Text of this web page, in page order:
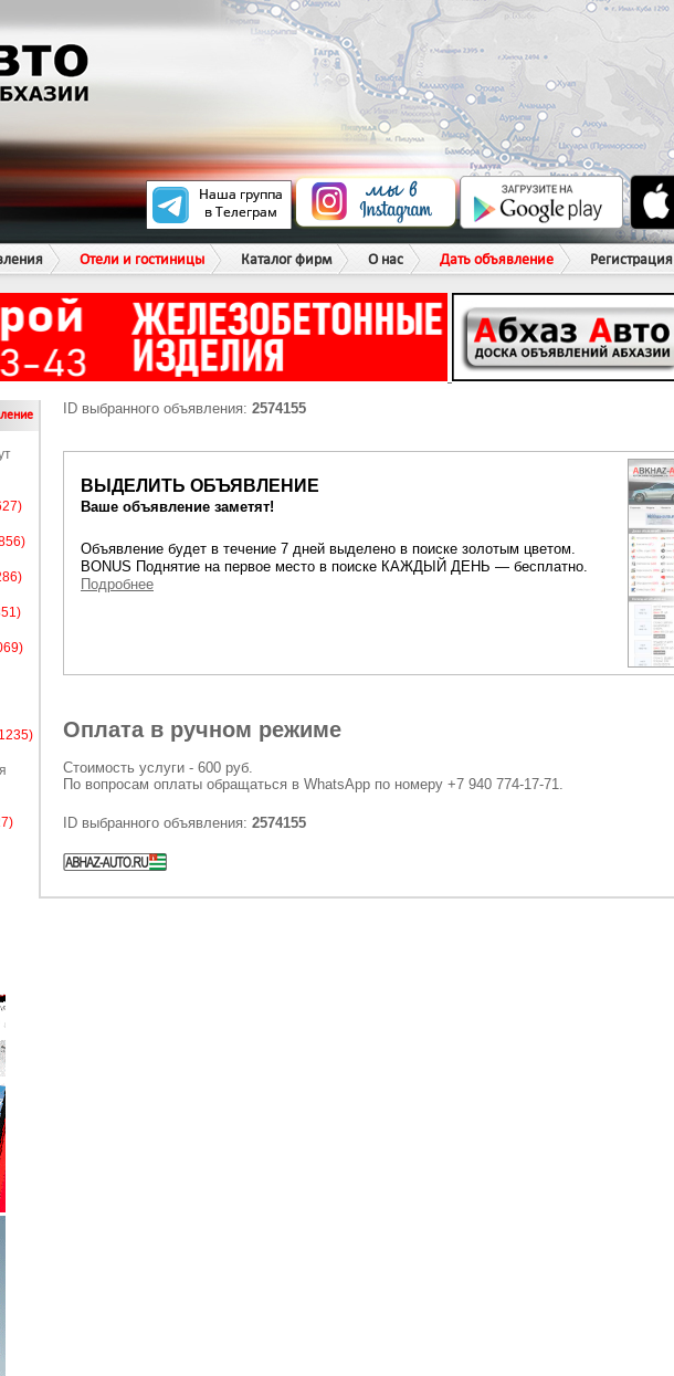
Отели и гостиницы Каталог фирм О нас Дать объявление Регистрация
ID выбранного объявления: 2574155
ВЫДЕЛИТЬ ОБЪЯВЛЕНИЕ
Ваше объявление заметят!
Объявление будет в течение 7 дней выделено в поиске золотым цветом.
BONUS Поднятие на первое место в поиске КАЖДЫЙ ДЕНЬ — бесплатно.
Подробнее
Оплата в ручном режиме
Стоимость услуги - 600 руб.
По вопросам оплаты обращаться в WhatsApp по номеру +7 940 774-17-71.
ID выбранного объявления: 2574155